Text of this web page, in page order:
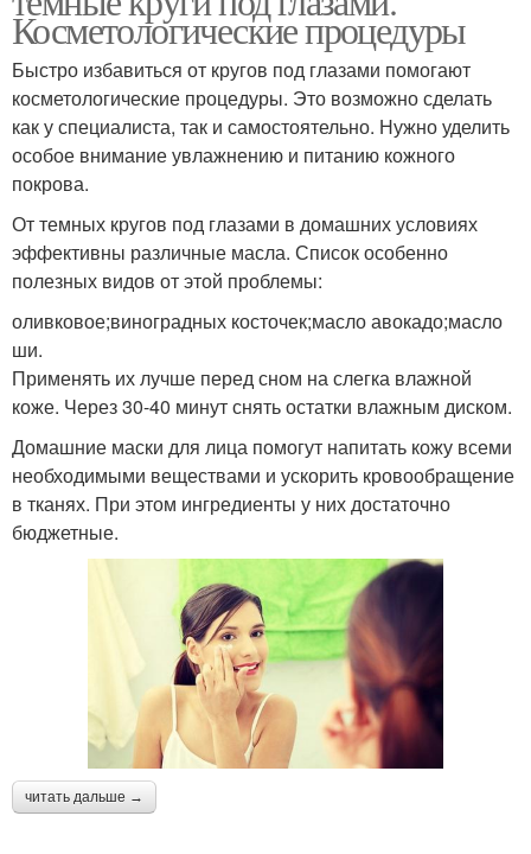
Косметологические процедуры
Быстро избавиться от кругов под глазами помогают
косметологические процедуры. Это возможно сделать
как у специалиста, так и самостоятельно. Нужно уделить
особое внимание увлажнению и питанию кожного
покрова.
От темных кругов под глазами в домашних условиях
эффективны различные масла. Список особенно
полезных видов от этой проблемы:
оливковое;виноградных косточек;масло авокадо;масло
ши.
Применять их лучше перед сном на слегка влажной
коже. Через 30-40 минут снять остатки влажным диском.
Домашние маски для лица помогут напитать кожу всеми
необходимыми веществами и ускорить кровообращение
в тканях. При этом ингредиенты у них достаточно
бюджетные.
читать дальше →